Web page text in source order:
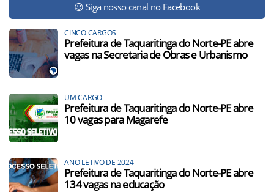
😉 Siga nosso canal no Facebook
CINCO CARGOS
Prefeitura de Taquaritinga do Norte-PE abre
vagas na Secretaria de Obras e Urbanismo
UM CARGO
Prefeitura de Taquaritinga do Norte-PE abre
10 vagas para Magarefe
ANO LETIVO DE 2024
Prefeitura de Taquaritinga do Norte-PE abre
134 vagas na educação